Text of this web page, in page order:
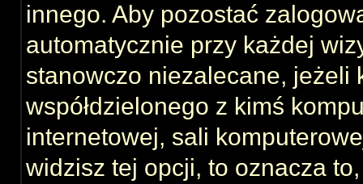
innego. Aby pozostać
automatycznie przy każdej
stanowczo niezalecane, jeżeli
współdzielonego z kimś
internetowej, sali
widzisz tej opcji, to oznacza